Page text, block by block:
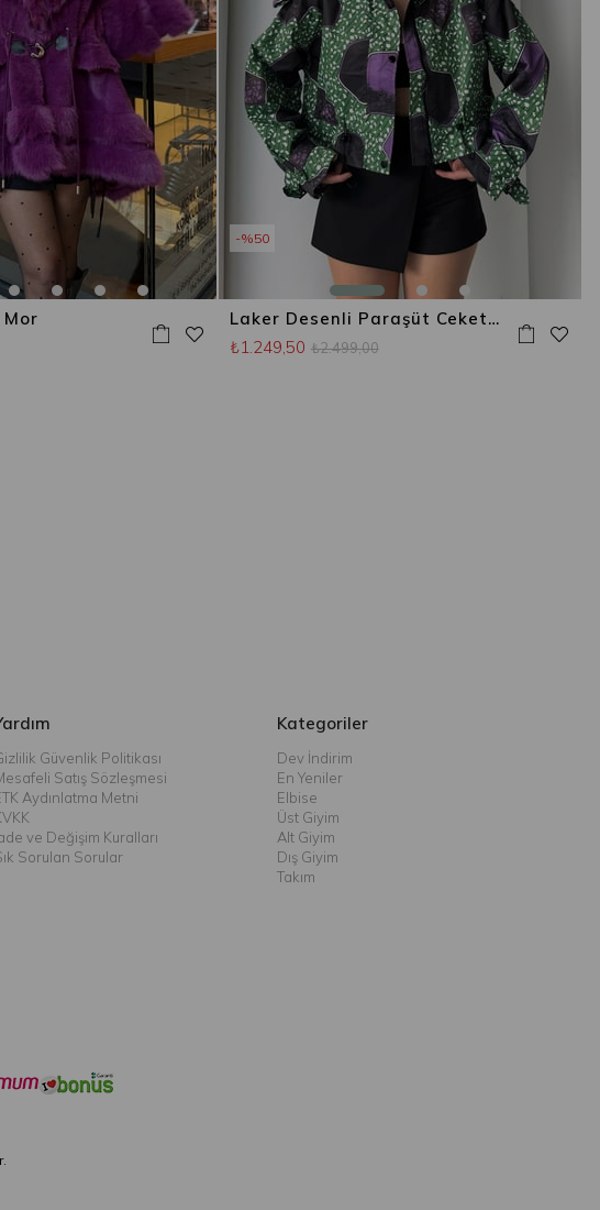
Laker Desenli Paraşüt Ceket Yeşil
₺1.249,50 ₺2.499,00
%50
Güvenlik Politikası
Satış Sözleşmesi
Aydınlatma Metni
ve Değişim Kuralları
Sorulan Sorular
Kategoriler
Dev İndirim
En Yeniler
Elbise
Üst Giyim
Alt Giyim
Dış Giyim
Takım